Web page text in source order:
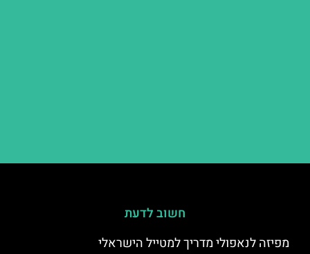
חשוב לדעת
מפיזה לנאפולי מדריך למטייל הישראלי